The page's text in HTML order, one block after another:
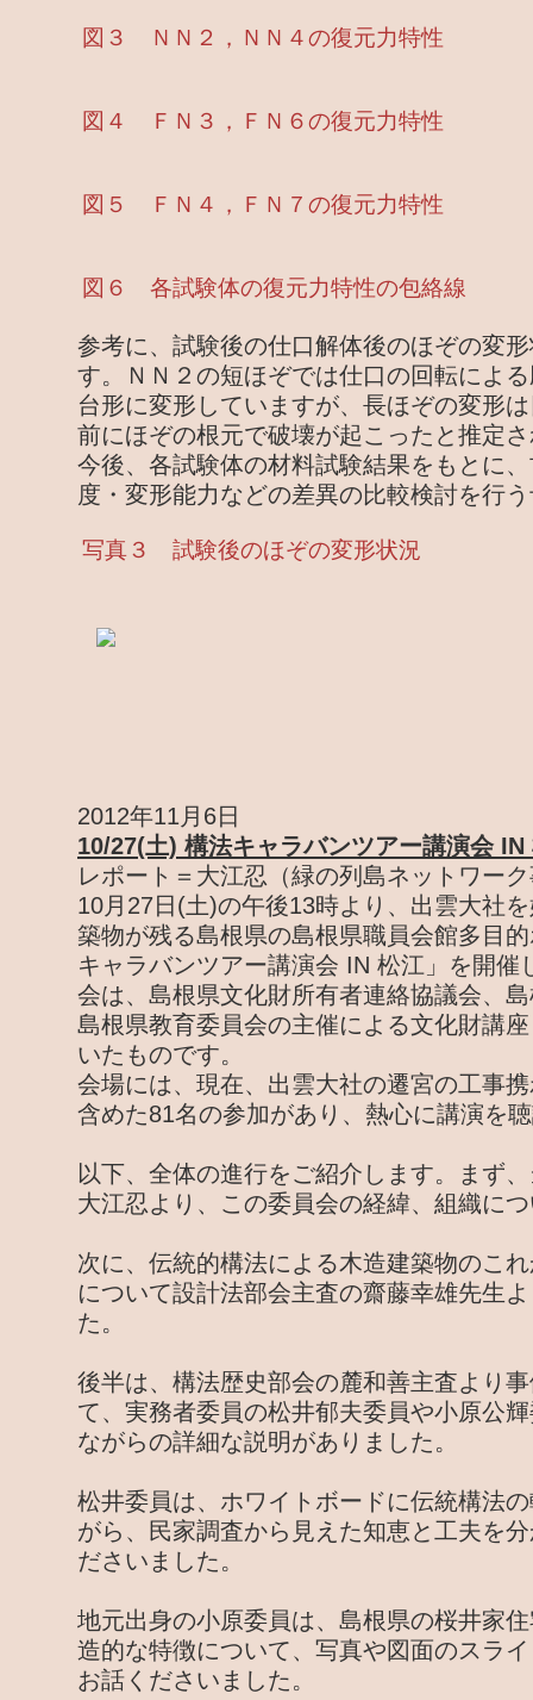
図３ ＮＮ２，ＮＮ４の復元力特性
図４ ＦＮ３，ＦＮ６の復元力特性
図５ ＦＮ４，ＦＮ７の復元力特性
図６ 各試験体の復元力特性の包絡線
参考に、試験後の仕口解体後のほぞの変
す。ＮＮ２の短ほぞでは仕口の回転によ
台形に変形していますが、長ほぞの変形
前にほぞの根元で破壊が起こったと推定
今後、各試験体の材料試験結果をもとに
度・変形能力などの差異の比較検討を行
写真３ 試験後のほぞの変形状況
2012年11月6日
10/27(土) 構法キャラバンツアー講演会 IN
レポート＝大江忍（緑の列島ネットワー
10月27日(土)の午後13時より、出雲大社
築物が残る島根県の島根県職員会館多目
キャラバンツアー講演会 IN 松江」を開催
会は、島根県文化財所有者連絡協議会、
島根県教育委員会の主催による文化財講
いたものです。
会場には、現在、出雲大社の遷宮の工事
含めた81名の参加があり、熱心に講演を
以下、全体の進行をご紹介します。まず
大江忍より、この委員会の経緯、組織に
次に、伝統的構法による木造建築物のこ
について設計法部会主査の齋藤幸雄先生
た。
後半は、構法歴史部会の麓和善主査より
て、実務者委員の松井郁夫委員や小原公
ながらの詳細な説明がありました。
松井委員は、ホワイトボードに伝統構法
がら、民家調査から見えた知恵と工夫を
ださいました。
地元出身の小原委員は、島根県の桜井家
造的な特徴について、写真や図面のスラ
お話くださいました。